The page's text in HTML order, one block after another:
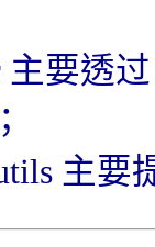
主要透
主要